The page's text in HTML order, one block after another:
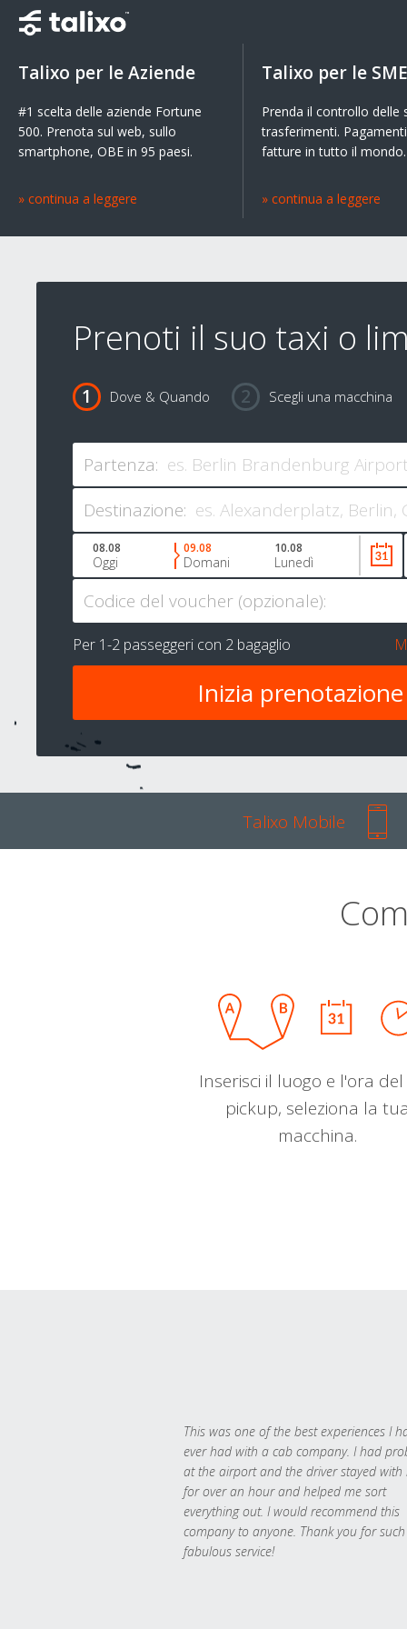
Talixo per le Aziende
#1 scelta delle aziende Fortune
500. Prenota sul web, sullo
smartphone, OBE in 95 paesi.
» continua a leggere
Talixo per le
Prenda il controllo delle
trasferimenti.
fatture in tutto il mondo.
» continua a leggere
Prenoti il suo taxi o
Dove & Quando Scegli una macchina
Partenza:
Destinazione:
08.08
Oggi
09.08
Domani
10.08
Lunedì
Codice del voucher (opzionale):
Per 1-2 passeggeri con 2 bagaglio
Talixo Mobile
Inserisci il luogo e l'ora
pickup, seleziona la
macchina.
This was one of the best experiences I
ever had with a cab company. I had
at the airport and the driver stayed with
for over an hour and helped me sort
everything out. I would recommend this
company to anyone. Thank you for such
fabulous service!